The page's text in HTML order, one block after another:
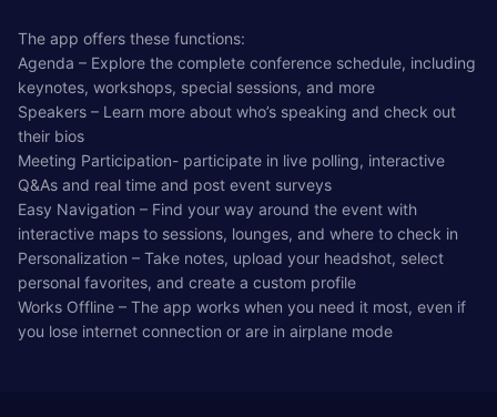
The app offers these functions:
Agenda – Explore the complete conference schedule, including
keynotes, workshops, special sessions, and more
Speakers – Learn more about who’s speaking and check out
their bios
Meeting Participation- participate in live polling, interactive
Q&As and real time and post event surveys
Easy Navigation – Find your way around the event with
interactive maps to sessions, lounges, and where to check in
Personalization – Take notes, upload your headshot, select
personal favorites, and create a custom profile
Works Offline – The app works when you need it most, even if
you lose internet connection or are in airplane mode